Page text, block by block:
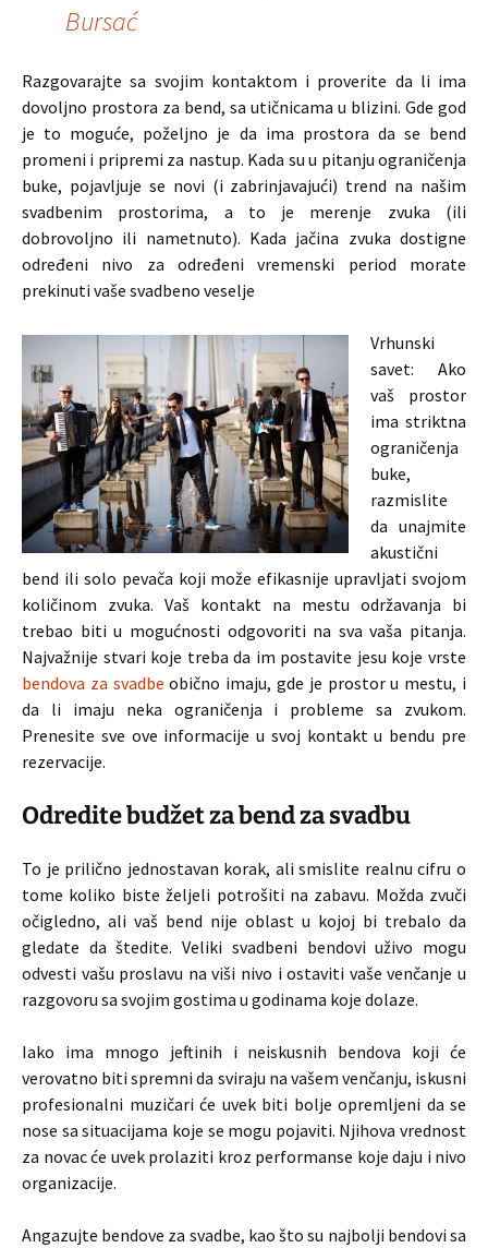
Bursać
Razgovarajte sa svojim kontaktom i proverite da li ima
dovoljno prostora za bend, sa utičnicama u blizini. Gde god
je to moguće, poželjno je da ima prostora da se bend
promeni i pripremi za nastup. Kada su u pitanju ograničenja
buke, pojavljuje se novi (i zabrinjavajući) trend na našim
svadbenim prostorima, a to je merenje zvuka (ili
dobrovoljno ili nametnuto). Kada jačina zvuka dostigne
određeni nivo za određeni vremenski period morate
prekinuti vaše svadbeno veselje
Vrhunski
savet: Ako
vaš prostor
ima striktna
ograničenja
buke,
razmislite
da unajmite
akustični
bend ili solo pevača koji može efikasnije upravljati svojom
količinom zvuka. Vaš kontakt na mestu održavanja bi
trebao biti u mogućnosti odgovoriti na sva vaša pitanja.
Najvažnije stvari koje treba da im postavite jesu koje vrste
bendova za svadbe obično imaju, gde je prostor u mestu, i
da li imaju neka ograničenja i probleme sa zvukom.
Prenesite sve ove informacije u svoj kontakt u bendu pre
rezervacije.
Odredite budžet za bend za svadbu
To je prilično jednostavan korak, ali smislite realnu cifru o
tome koliko biste željeli potrošiti na zabavu. Možda zvuči
očigledno, ali vaš bend nije oblast u kojoj bi trebalo da
gledate da štedite. Veliki svadbeni bendovi uživo mogu
odvesti vašu proslavu na viši nivo i ostaviti vaše venčanje u
razgovoru sa svojim gostima u godinama koje dolaze.
Iako ima mnogo jeftinih i neiskusnih bendova koji će
verovatno biti spremni da sviraju na vašem venčanju, iskusni
profesionalni muzičari će uvek biti bolje opremljeni da se
nose sa situacijama koje se mogu pojaviti. Njihova vrednost
za novac će uvek prolaziti kroz performanse koje daju i nivo
organizacije.
Angazujte bendove za svadbe, kao što su najbolji bendovi sa